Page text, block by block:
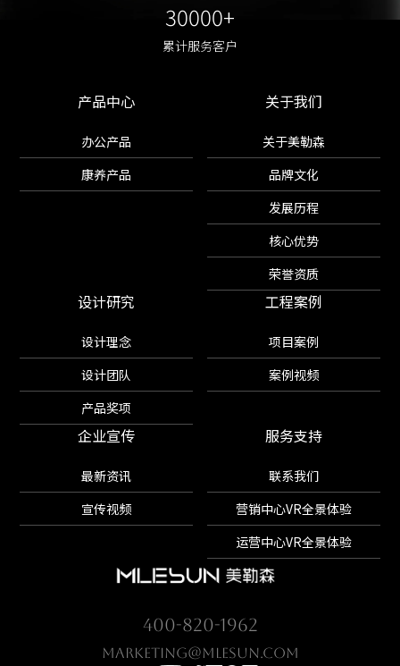
30000+
累计服务客户
30000+
累计服务客户
产品中心
办公产品
康养产品
关于我们
关于美勒森
品牌文化
发展历程
核心优势
荣誉资质
设计研究
设计理念
设计团队
产品奖项
工程案例
项目案例
案例视频
企业宣传
最新资讯
宣传视频
服务支持
联系我们
营销中心VR全景体验
运营中心VR全景体验
400-820-1962
marketing@mlesun.com